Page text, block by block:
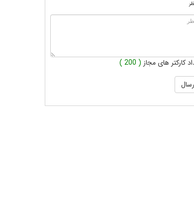
کارکتر های مجاز ( 200 )